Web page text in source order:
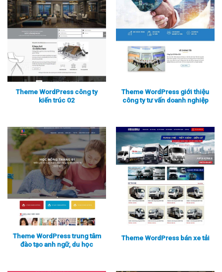
Xem thực tế Xem chi tiết
Theme WordPress công ty
kiến trúc 02
Xem thực tế Xem chi tiết
Theme WordPress giới thiệu
công ty tư vấn doanh nghiệp
Theme WordPress trung tâm
đào tạo anh ngữ, du học
Theme WordPress bán xe tải